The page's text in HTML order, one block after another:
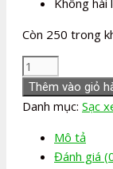
Còn 250 trong
Sạc
xe
đạp
Nijia
Avenger
Thêm vào giỏ
Danh mục: Sạc
Mô tả
Đánh giá